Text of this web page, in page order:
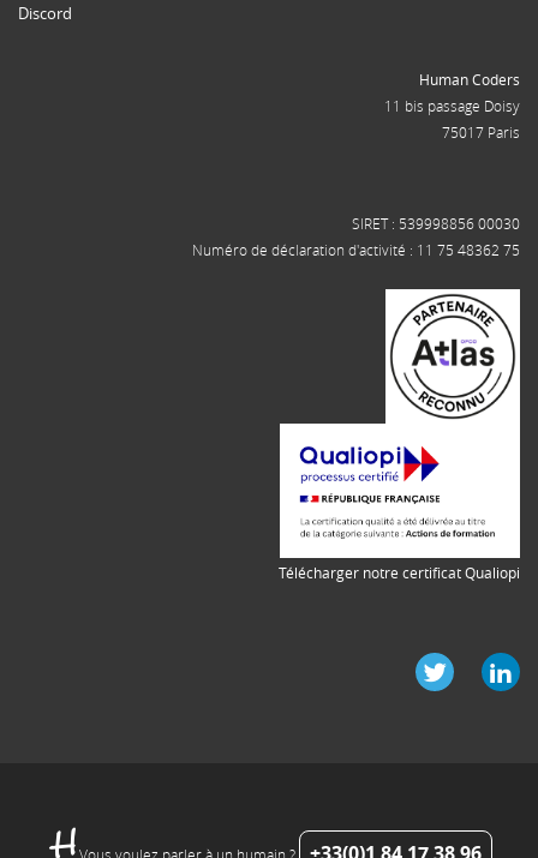
Discord
Human Coders
11 bis passage Doisy
75017 Paris
SIRET : 539998856 00030
Numéro de déclaration d'activité : 11 75 48362 75
Télécharger notre certificat Qualiopi